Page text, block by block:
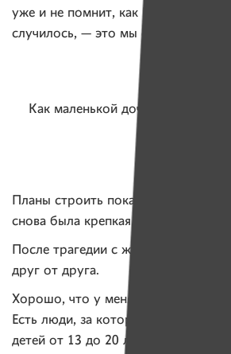
уже и не помнит, как Рома
случилось, — это мы ей все
Как маленькой дочери
Планы строить пока сложно.
снова была крепкая.
После трагедии с женой мы тоже
друг от друга.
Хорошо, что у меня есть моя
Есть люди, за которых я
детей от 13 до 20 лет в